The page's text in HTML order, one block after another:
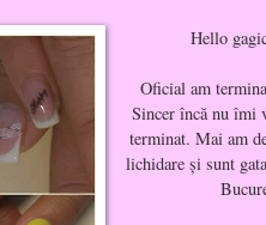
Hello
Oficial am
Sincer încă nu îmi
terminat. Mai am
lichidare şi sunt